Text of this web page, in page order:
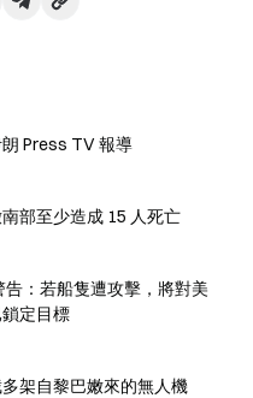
Press TV 報導
部至少造成 15 人死亡
：若船隻遭攻擊，將對美
定目標
架自黎巴嫩來的無人機